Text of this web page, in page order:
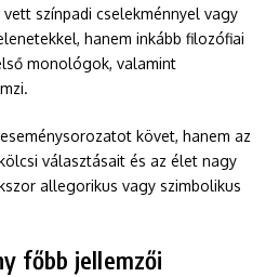
színpadi cselekménnyel vagy
hanem inkább filozófiai
monológok, valamint
követ, hanem az
választásait és az élet nagy
allegorikus vagy szimbolikus
főbb jellemzői